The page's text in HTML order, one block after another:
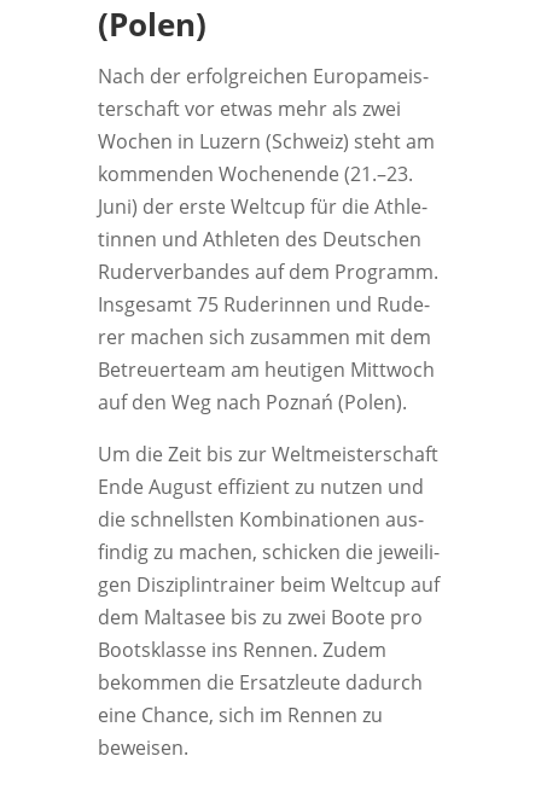
(Polen)
Nach der erfolg­rei­chen Euro­pa­meis­
ter­schaft vor etwas mehr als zwei
Wochen in Luzern (Schweiz) steht am
kom­men­den Wochen­en­de (21.–23.
Juni) der ers­te Welt­cup für die Ath­le­
tin­nen und Ath­le­ten des Deut­schen
Ruder­ver­ban­des auf dem Pro­gramm.
Ins­ge­samt 75 Rude­rin­nen und Rude­
rer machen sich zusam­men mit dem
Betreu­er­team am heu­ti­gen Mitt­woch
auf den Weg nach Poz­nań (Polen).
Um die Zeit bis zur Welt­meis­ter­schaft
Ende August effi­zi­ent zu nut­zen und
die schnells­ten Kom­bi­na­tio­nen aus­
fin­dig zu machen, schi­cken die jewei­li­
gen Dis­zi­plin­trai­ner beim Welt­cup auf
dem Mal­ta­see bis zu zwei Boo­te pro
Boots­klas­se ins Ren­nen. Zudem
bekom­men die Ersatz­leu­te dadurch
eine Chan­ce, sich im Ren­nen zu
beweisen.